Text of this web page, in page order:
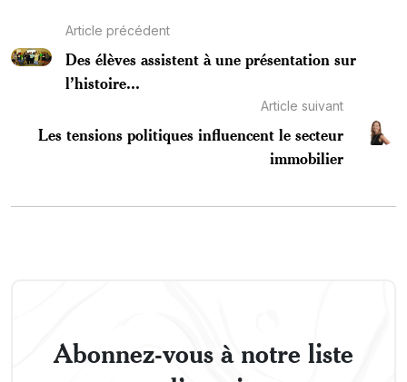
Article précédent
Des élèves assistent à une présentation sur
l’histoire...
Article suivant
Les tensions politiques influencent le secteur
immobilier
Abonnez-vous à notre liste